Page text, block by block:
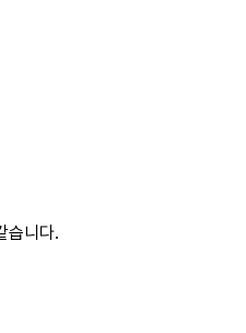
습니다.